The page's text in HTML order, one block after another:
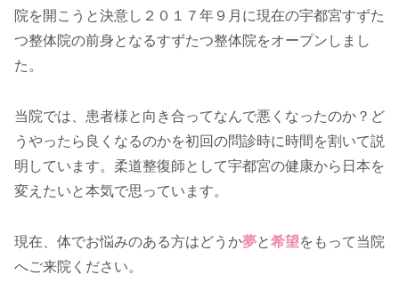
院を開こうと決意し２０１７年９月に現在の宇都宮すずた
つ整体院の前身となるすずたつ整体院をオープンしまし
た。
当院では、患者様と向き合ってなんで悪くなったのか？ど
うやったら良くなるのかを初回の問診時に時間を割いて説
明しています。柔道整復師として宇都宮の健康から日本を
変えたいと本気で思っています。
現在、体でお悩みのある方はどうか夢と希望をもって当院
へご来院ください。